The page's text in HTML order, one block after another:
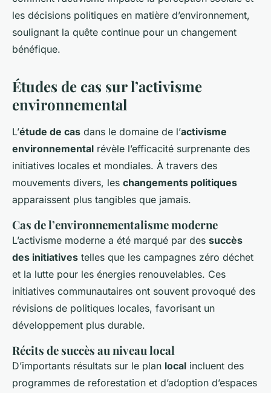
les décisions politiques en matière d’environnement,
soulignant la quête continue pour un changement
bénéfique.
Études de cas sur l’activisme
environnemental
L’étude de cas dans le domaine de l’activisme
environnemental révèle l’efficacité surprenante des
initiatives locales et mondiales. À travers des
mouvements divers, les changements politiques
apparaissent plus tangibles que jamais.
Cas de l’environnementalisme moderne
L’activisme moderne a été marqué par des succès
des initiatives telles que les campagnes zéro déchet
et la lutte pour les énergies renouvelables. Ces
initiatives communautaires ont souvent provoqué des
révisions de politiques locales, favorisant un
développement plus durable.
Récits de succès au niveau local
D’importants résultats sur le plan local incluent des
programmes de reforestation et d’adoption d’espaces